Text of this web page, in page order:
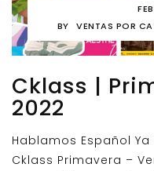
BY
VENTAS POR
Cklass |
2022
Hablamos Español
Cklass Primavera –